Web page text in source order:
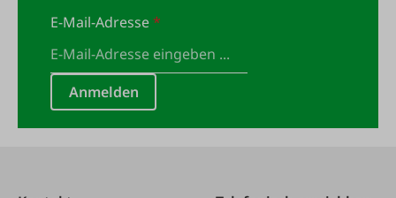
E-Mail-Adresse*
Anmelden